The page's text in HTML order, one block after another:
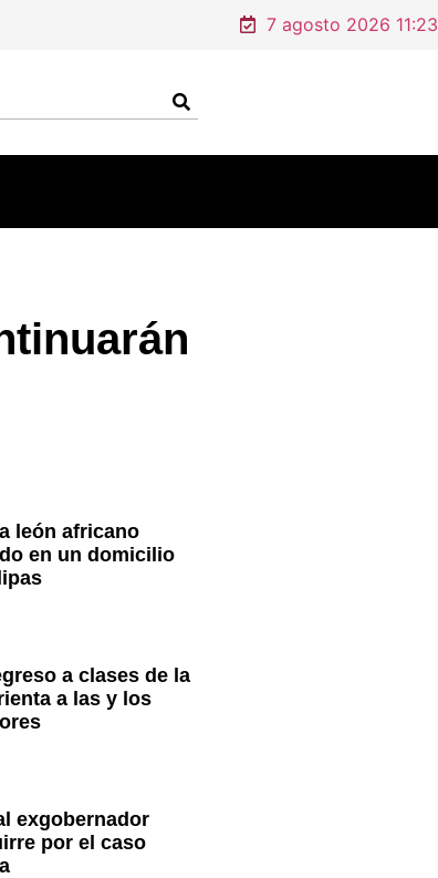
7 agosto 2026 11:23
león africano
en un domicilio
a clases de la
a las y los
exgobernador
por el caso